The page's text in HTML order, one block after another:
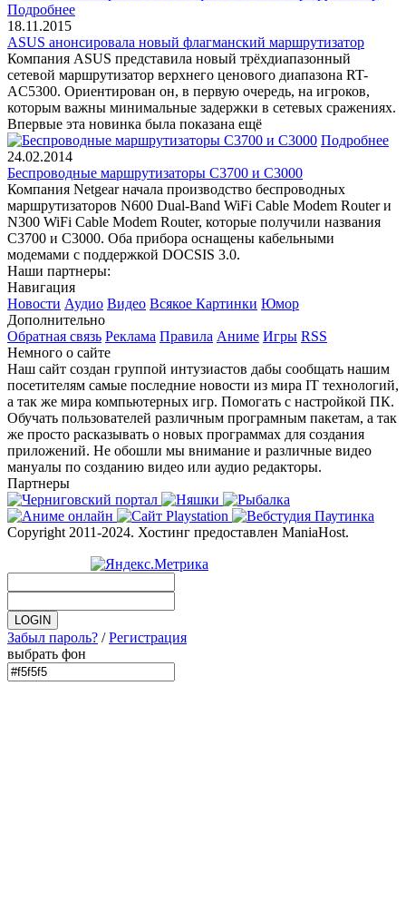
Подробнее
18.11.2015
ASUS анонсировала новый флагманский маршрутизатор
Компания ASUS представила новый трёхдиапазонный
сетевой маршрутизатор верхнего ценового диапазона RT-
AC5300. Ориентирован он, в первую очередь, на игроков,
которым важны минимальные задержки в сетевых сражениях.
Впервые эта новинка была показана ещё
Подробнее
24.02.2014
Беспроводные маршрутизаторы C3700 и C3000
Компания Netgear начала производство беспроводных
маршрутизаторов N600 Dual-Band WiFi Cable Modem Router и
N300 WiFi Cable Modem Router, которые получили названия
C3700 и C3000. Оба прибора оснащены кабельными
модемами с поддержкой DOCSIS 3.0.
Наши партнеры:
Навигация
Новости Аудио Видео Всякое Картинки Юмор
Дополнительно
Обратная связь Реклама Правила Аниме Игры RSS
Немного о сайте
Наш сайт создан группой интузиастов дабы сообщать нашим
посетителям самые последние новости из мира IT технологий,
а так же мира компьютерных игр. Помогать с настройкой ПК.
Обучать пользователей различным програмным пакетам, а так
же просто расказывать о новых программах для создания
приложений. Не обошли мы внимание и различные видео
мануалы по созданию видео или аудио редакторы.
Партнеры
Copyright 2011-2024. Хостинг предоставлен ManiaHost.
Забыл пароль? /Регистрация
выбрать фон